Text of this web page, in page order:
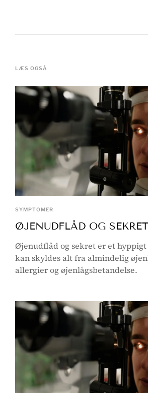
LÆS OGSÅ
SYMPTOMER
ØJENUDFLÅD OG SEKRET
Øjenudflåd og sekret er et
kan skyldes alt fra almindelig
allergier og øjenlågsbetandelse.